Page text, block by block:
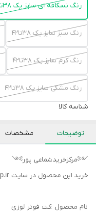
رنگ نسکافه ای سایز یک ۳۸تا۴۲
رنگ سبز سایز یک ۳۸تا۴۲
رنگ کرم سایز یک ۳۸تا۴۲
رنگ مشکی سایز یک ۳۸تا۴۲
شناسه کالا
توضیحات مشخصات
༺مرکزخریدشماعی پور༻
خرید این محصول در سایت Www.shamaeishop.ir
نام محصول :کت فوتر لوزی